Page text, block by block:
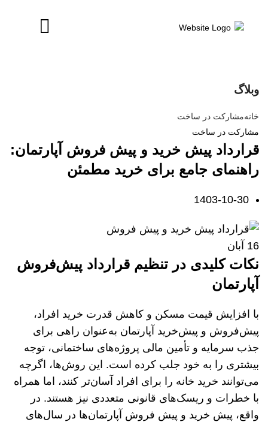
وبلاگ
خانهمشارکت در ساخت
مشارکت در ساخت
قرارداد پیش خرید و پیش فروش آپارتمان:
راهنمای جامع برای خرید مطمئن
1403-10-30
16 آبان
نکات کلیدی در تنظیم قرارداد پیش‌فروش
آپارتمان
با افزایش قیمت مسکن و کاهش قدرت خرید افراد،
پیش‌فروش و پیش‌خرید آپارتمان به‌عنوان راهی برای
جذب سرمایه و تأمین مالی پروژه‌های ساختمانی، توجه
بیشتری را به خود جلب کرده است. این روش‌ها، اگرچه
می‌توانند خرید خانه را برای افراد آسان‌تر کنند، اما همراه
با خطرات و ریسک‌های قانونی متعددی نیز هستند. در
واقع، پیش خرید و پیش فروش آپارتمان‌ها در سال‌های